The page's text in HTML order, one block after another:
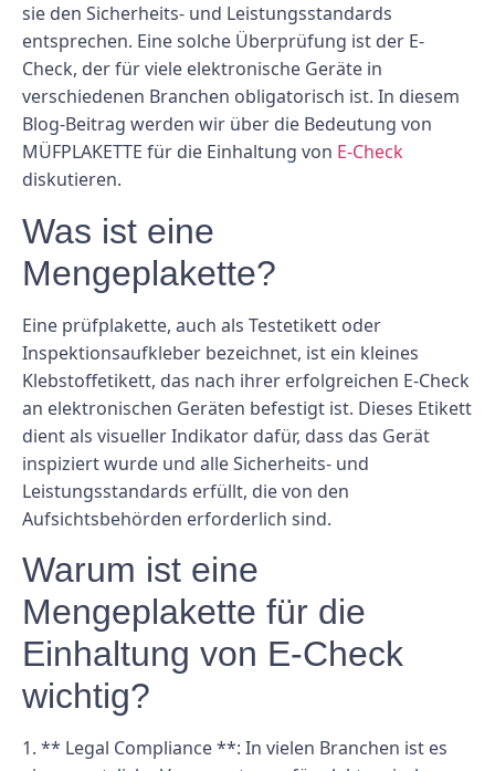
sie den Sicherheits- und Leistungsstandards
entsprechen. Eine solche Überprüfung ist der E-
Check, der für viele elektronische Geräte in
verschiedenen Branchen obligatorisch ist. In diesem
Blog-Beitrag werden wir über die Bedeutung von
MÜFPLAKETTE für die Einhaltung von E-Check
diskutieren.
Was ist eine
Mengeplakette?
Eine prüfplakette, auch als Testetikett oder
Inspektionsaufkleber bezeichnet, ist ein kleines
Klebstoffetikett, das nach ihrer erfolgreichen E-Check
an elektronischen Geräten befestigt ist. Dieses Etikett
dient als visueller Indikator dafür, dass das Gerät
inspiziert wurde und alle Sicherheits- und
Leistungsstandards erfüllt, die von den
Aufsichtsbehörden erforderlich sind.
Warum ist eine
Mengeplakette für die
Einhaltung von E-Check
wichtig?
1. ** Legal Compliance **: In vielen Branchen ist es